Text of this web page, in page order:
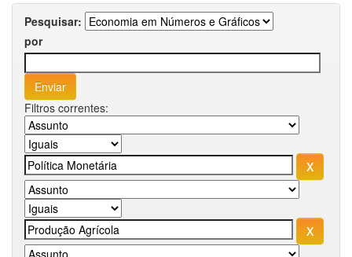
Pesquisar:
por
Filtros correntes: